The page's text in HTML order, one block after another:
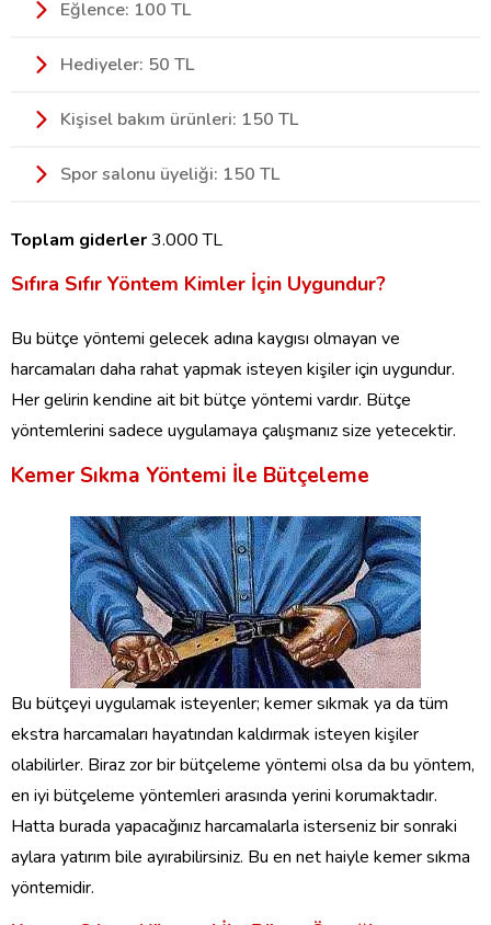
Eğlence: 100 TL
Hediyeler: 50 TL
Kişisel bakım ürünleri: 150 TL
Spor salonu üyeliği: 150 TL
Toplam giderler3.000 TL
Sıfıra Sıfır Yöntem Kimler İçin Uygundur?
Bu bütçe yöntemi gelecek adına kaygısı olmayan ve
harcamaları daha rahat yapmak isteyen kişiler için uygundur.
Her gelirin kendine ait bit bütçe yöntemi vardır. Bütçe
yöntemlerini sadece uygulamaya çalışmanız size yetecektir.
Kemer Sıkma Yöntemi İle Bütçeleme
Bu bütçeyi uygulamak isteyenler; kemer sıkmak ya da tüm
ekstra harcamaları hayatından kaldırmak isteyen kişiler
olabilirler. Biraz zor bir bütçeleme yöntemi olsa da bu yöntem,
en iyi bütçeleme yöntemleri arasında yerini korumaktadır.
Hatta burada yapacağınız harcamalarla isterseniz bir sonraki
aylara yatırım bile ayırabilirsiniz. Bu en net haiyle kemer sıkma
yöntemidir.